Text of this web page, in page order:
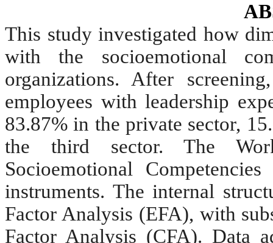
This study investigated how
with the socioemotional
organizations. After
employees with leadership
83.87% in the private sector,
the third sector. The
Socioemotional
instruments. The internal
Factor Analysis (EFA), with
Factor Analysis (CFA). Data